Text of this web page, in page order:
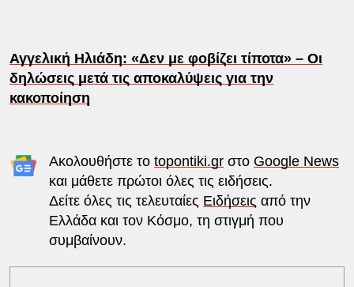
Αγγελική Ηλιάδη: «Δεν με φοβίζει τίποτα» – Οι
δηλώσεις μετά τις αποκαλύψεις για την
κακοποίηση
Ακολουθήστε το topontiki.grστο Google News
και μάθετε πρώτοι όλες τις ειδήσεις.
Δείτε όλες τις τελευταίες Ειδήσεις από την
Ελλάδα και τον Κόσμο, τη στιγμή που
συμβαίνουν.